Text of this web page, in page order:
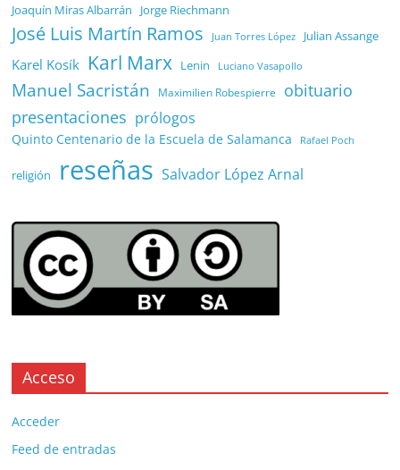
Joaquín Miras Albarrán Jorge Riechmann
José Luis Martín Ramos Juan Torres López Julian Assange
Karel Kosík Karl Marx Lenin Luciano Vasapollo
Manuel Sacristán Maximilien Robespierre
obituario
presentaciones prólogos
Quinto Centenario de la Escuela de Salamanca Rafael Poch
religión reseñas Salvador López Arnal
Acceso
Acceder
Feed de entradas